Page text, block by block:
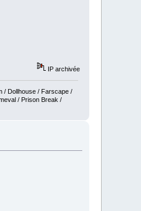
IP archivée
/ Dollhouse / Farscape /
/ Prison Break /